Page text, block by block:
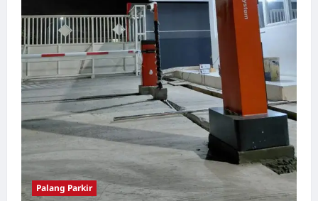
Palang Parkir